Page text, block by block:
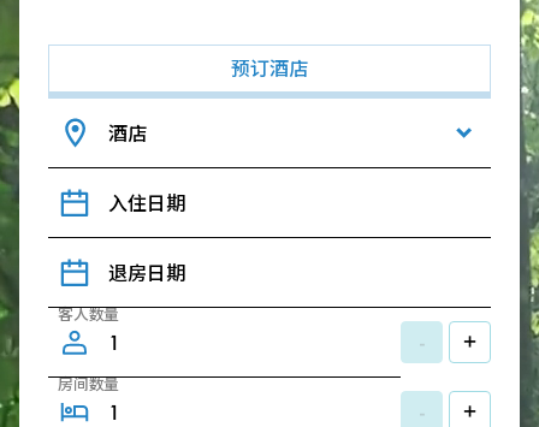
预订酒店
酒店
入住日期
退房日期
客人数量
- +
房间数量
- +